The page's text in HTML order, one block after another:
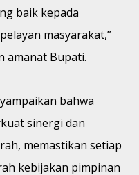
baik kepada
masyarakat,”
amanat Bupati.
bahwa
sinergi dan
memastikan setiap
kebijakan pimpinan